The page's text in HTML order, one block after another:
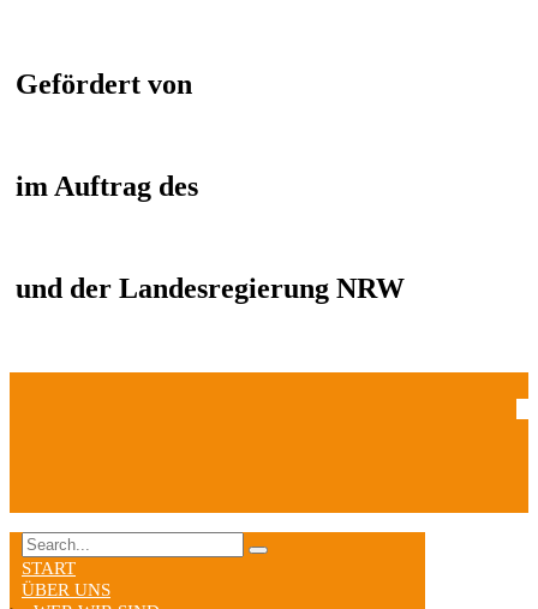
Gefördert von
im Auftrag des
und der Landesregierung NRW
START
ÜBER UNS